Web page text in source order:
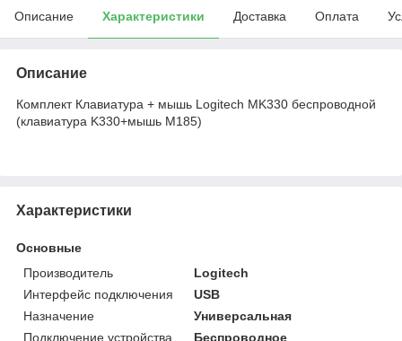
Описание Характеристики Доставка Оплата
Описание
Комплект Клавиатура + мышь Logitech MK330 беспроводной
(клавиатура K330+мышь M185)
Характеристики
Основные
Производитель
Logitech
Интерфейс подключения
USB
Назначение
Универсальная
Подключение устройства
Беспроводное